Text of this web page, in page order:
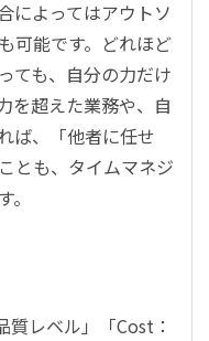
によってはアウトソ
可能です。どれほど
ても、自分の力だけ
を超えた業務や、自
ば、「他者に任せ
とも、タイムマネジ
質レベル」「Cost：